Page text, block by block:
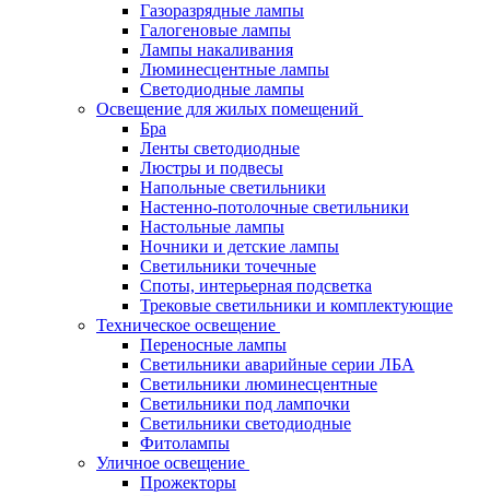
Газоразрядные лампы
Галогеновые лампы
Лампы накаливания
Люминесцентные лампы
Светодиодные лампы
Освещение для жилых помещений
Бра
Ленты светодиодные
Люстры и подвесы
Напольные светильники
Настенно-потолочные светильники
Настольные лампы
Ночники и детские лампы
Светильники точечные
Споты, интерьерная подсветка
Трековые светильники и комплектующие
Техническое освещение
Переносные лампы
Светильники аварийные серии ЛБА
Светильники люминесцентные
Светильники под лампочки
Светильники светодиодные
Фитолампы
Уличное освещение
Прожекторы